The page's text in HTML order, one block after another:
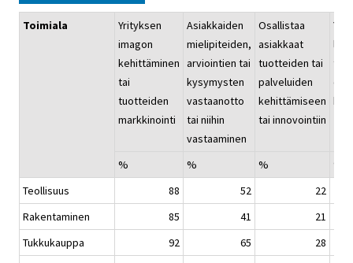
Toimiala
Yrityksen
imagon
kehittäminen
tai
tuotteiden
markkinointi
Asiakkaiden
mielipiteiden,
arviointien tai
kysymysten
vastaanotto
tai niihin
vastaaminen
Osallistaa
asiakkaat
tuotteiden tai
palveluiden
kehittämiseen
tai innovointiin
tai
% % %
%
Teollisuus
88 52
22
Rakentaminen
85 41
21
Tukkukauppa
92 65
28